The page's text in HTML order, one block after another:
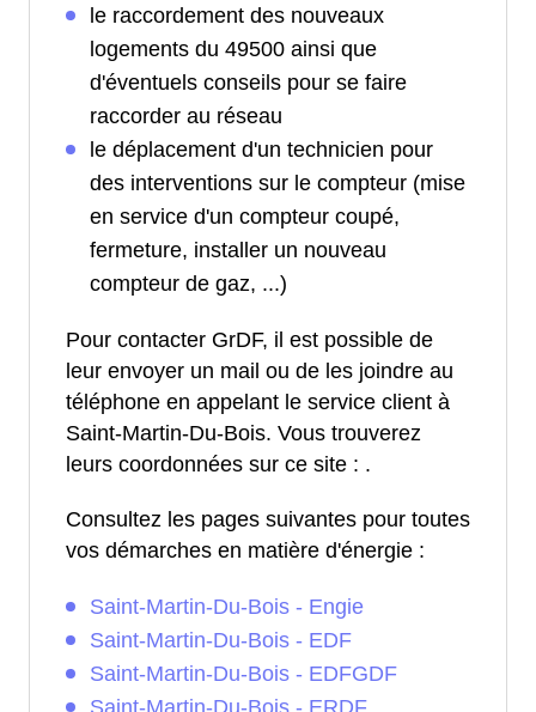
le raccordement des nouveaux
logements du 49500 ainsi que
d'éventuels conseils pour se faire
raccorder au réseau
le déplacement d'un technicien pour
des interventions sur le compteur (mise
en service d'un compteur coupé,
fermeture, installer un nouveau
compteur de gaz, ...)
Pour contacter GrDF, il est possible de
leur envoyer un mail ou de les joindre au
téléphone en appelant le service client à
Saint-Martin-Du-Bois. Vous trouverez
leurs coordonnées sur ce site : .
Consultez les pages suivantes pour toutes
vos démarches en matière d'énergie :
Saint-Martin-Du-Bois - Engie
Saint-Martin-Du-Bois - EDF
Saint-Martin-Du-Bois - EDFGDF
Saint-Martin-Du-Bois - ERDF